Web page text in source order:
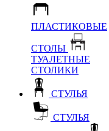
ПЛАСТИКОВЫЕ
СТОЛЫ
ТУАЛЕТНЫЕ
СТОЛИКИ
СТУЛЬЯ
СТУЛЬЯ